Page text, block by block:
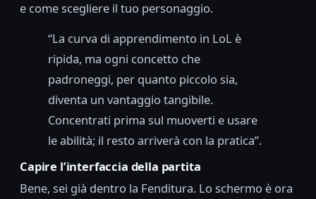
e come scegliere il tuo personaggio.
“La curva di apprendimento in LoL è
ripida, ma ogni concetto che
padroneggi, per quanto piccolo sia,
diventa un vantaggio tangibile.
Concentrati prima sul muoverti e usare
le abilità; il resto arriverà con la pratica”.
Capire l’interfaccia della partita
Bene, sei già dentro la Fenditura. Lo schermo è ora